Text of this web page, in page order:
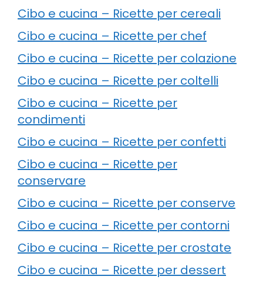
Cibo e cucina – Ricette per cereali
Cibo e cucina – Ricette per chef
Cibo e cucina – Ricette per colazione
Cibo e cucina – Ricette per coltelli
Cibo e cucina – Ricette per
condimenti
Cibo e cucina – Ricette per confetti
Cibo e cucina – Ricette per
conservare
Cibo e cucina – Ricette per conserve
Cibo e cucina – Ricette per contorni
Cibo e cucina – Ricette per crostate
Cibo e cucina – Ricette per dessert